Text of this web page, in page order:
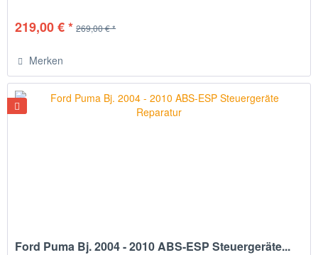
219,00 € * 269,00 € *
Merken
Ford Puma Bj. 2004 - 2010 ABS-ESP Steuergeräte...